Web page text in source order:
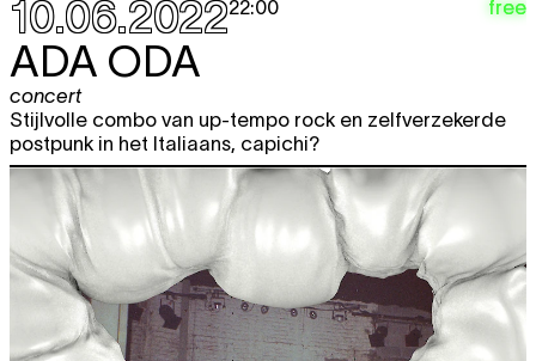
10.06.202222:00 free
ADA ODA
concert
Stijlvolle combo van up-tempo rock en zelfverzekerde
postpunk in het Italiaans, capichi?